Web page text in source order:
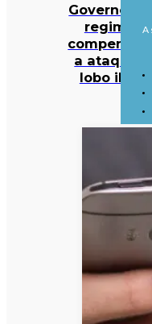
Governo
regime
a ataques
lobo
A